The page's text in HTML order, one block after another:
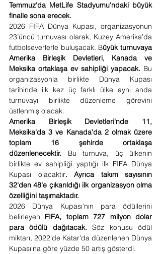
Temmuz'da MetLife Stadyumu'ndaki büyük
finalle sona erecek.
2026 FIFA Dünya Kupası, organizasyonun
23’üncü turnuvası olarak, Kuzey Amerika’da
futbolseverlerle buluşacak. Büyük turnuvaya
Amerika Birleşik Devletleri, Kanada ve
Meksika ortaklaşa ev sahipliği yapacak. Bu
organizasyonla birlikte Dünya Kupası
tarihinde ilk kez üç farklı ülke aynı anda
turnuvayı birlikte düzenleme görevini
üstlenmiş olacak.
Amerika Birleşik Devletleri'nde 11,
Meksika'da 3 ve Kanada'da 2 olmak üzere
toplam 16 şehirde ortaklaşa
düzenlenecektir. Bu turnuva, üç ülkenin
birlikte ev sahipliği yaptığı ilk FIFA Dünya
Kupası olacaktır. Ayrıca takım sayısının
32'den 48'e çıkarıldığı ilk organizasyon olma
özelliğini taşımaktadır.
2026 Dünya Kupası'nın para ödüllerini
belirleyen FIFA, toplam 727 milyon dolar
para ödülü dağıtacak. Söz konusu ödül
miktarı, 2022'de Katar'da düzenlenen Dünya
Kupası'na göre yüzde 50 artış gösterdi.